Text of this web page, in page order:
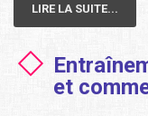
LIRE LA SUITE...
et